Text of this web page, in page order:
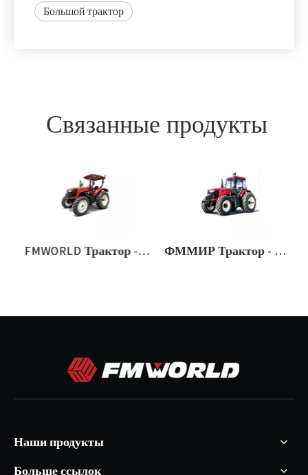
Большой трактор
Связанные продукты
FMWORLD Трактор - 604F ФММИР Трактор - 2004Г
Наши продукты
Больше ссылок